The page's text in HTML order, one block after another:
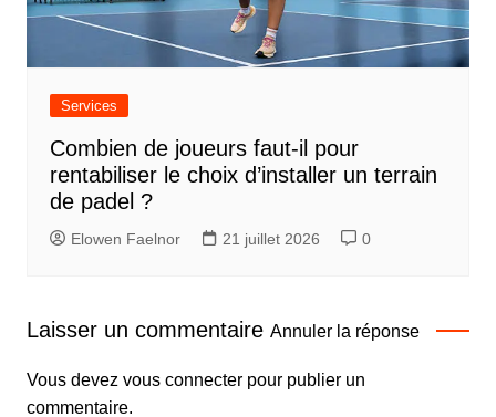
Services
Combien de joueurs faut-il pour
rentabiliser le choix d’installer un terrain
de padel ?
Elowen Faelnor 21 juillet 2026 0
Laisser un commentaire Annuler la réponse
Vous devez vous connecterpour publier un
commentaire.